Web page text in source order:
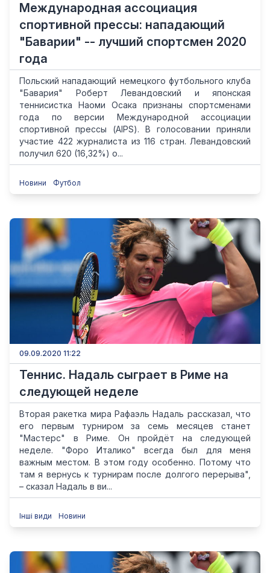
Международная ассоциация
спортивной прессы: нападающий
"Баварии" -- лучший спортсмен 2020
года
Польский нападающий немецкого футбольного клуба
"Бавария" Роберт Левандовский и японская
теннисистка Наоми Осака признаны спортсменами
года по версии Международной ассоциации
спортивной прессы (AIPS). В голосовании приняли
участие 422 журналиста из 116 стран. Левандовский
получил 620 (16,32%) о...
Новини Футбол
09.09.2020 11:22
Теннис. Надаль сыграет в Риме на
следующей неделе
Вторая ракетка мира Рафаэль Надаль рассказал, что
его первым турниром за семь месяцев станет
"Мастерс" в Риме. Он пройдёт на следующей
неделе. "Форо Италико" всегда был для меня
важным местом. В этом году особенно. Потому что
там я вернусь к турнирам после долгого перерыва",
– сказал Надаль в ви...
Інші види Новини